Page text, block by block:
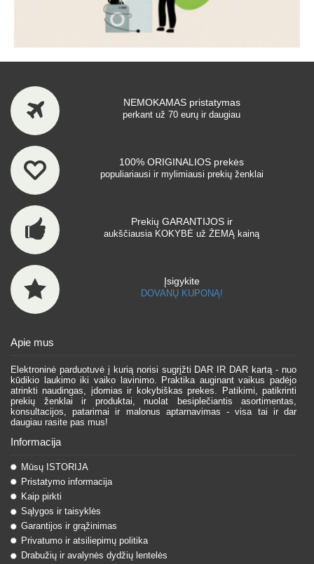
NEMOKAMAS pristatymas
perkant už 70 eurų ir daugiau
100% ORIGINALIOS prekės
populiariausi ir mylimiausi prekių ženklai
Prekių GARANTIJOS ir
aukščiausia KOKYBĖ už ŽEMĄ kainą
Įsigykite
DOVANŲ KUPONĄ!
Apie mus
Elektroninė parduotuvė į kurią norisi sugrįžti DAR IR DAR kartą - nuo
kūdikio laukimo iki vaiko lavinimo. Praktika auginant vaikus padėjo
atrinkti naudingas, įdomias ir kokybiškas prekes. Patikimi, patikrinti
prekių ženklai ir produktai, nuolat besiplečiantis asortimentas,
konsultacijos, patarimai ir malonus aptarnavimas - visa tai ir dar
daugiau rasite pas mus!
Informacija
Mūsų ISTORIJA
Pristatymo informacija
Kaip pirkti
Sąlygos ir taisyklės
Garantijos ir grąžinimas
Privatumo ir atsiliepimų politika
Drabužių ir avalynės dydžių lentelės